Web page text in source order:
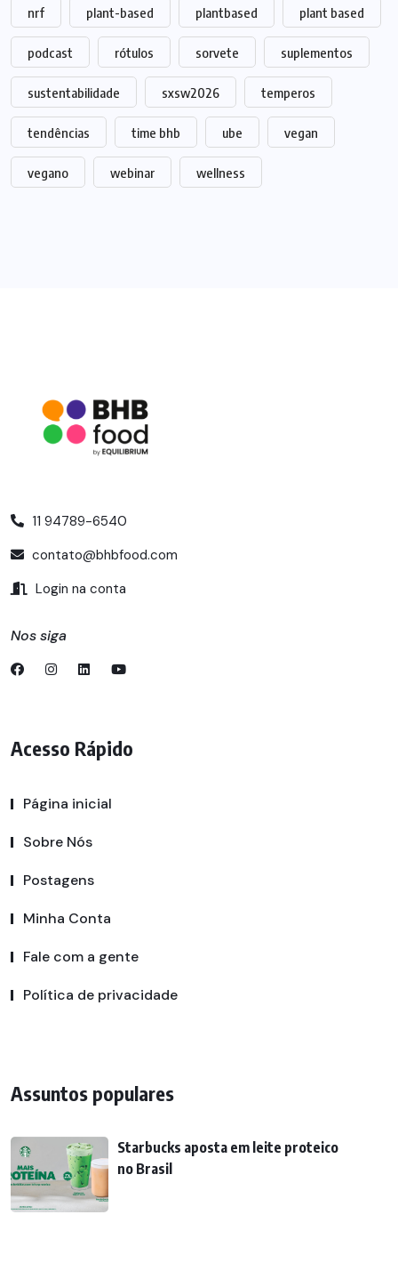
nrf plant-based plantbased plant based
podcast rótulos sorvete suplementos
sustentabilidade sxsw2026 temperos
tendências time bhb ube vegan
vegano webinar wellness
11 94789-6540
contato@bhbfood.com
Login na conta
Nos siga
Acesso Rápido
Página inicial
Sobre Nós
Postagens
Minha Conta
Fale com a gente
Política de privacidade
Assuntos populares
Starbucks aposta em leite proteico
no Brasil